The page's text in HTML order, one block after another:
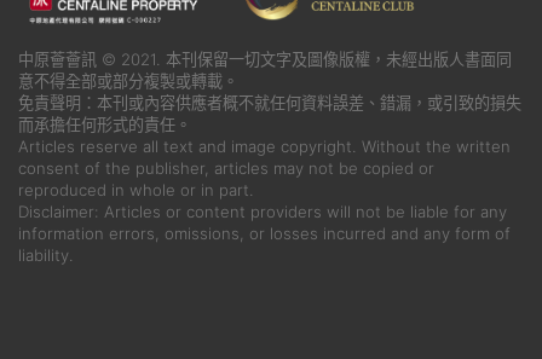
中原薈薈訊 © 2021. 本刊保留一切文字及圖像版權，未經出版人書面同
意不得全部或部分複製或轉載。
免責聲明：本刊或內容供應者概不就任何資料誤差、錯漏，或引致的損失
而承擔任何形式的責任。
Articles reserve all text and image copyright. Without the written
consent of the publisher, articles may not be copied or
reproduced in whole or in part.
Disclaimer: Articles or content providers will not be liable for any
information errors, omissions, or losses incurred and any form of
liability.